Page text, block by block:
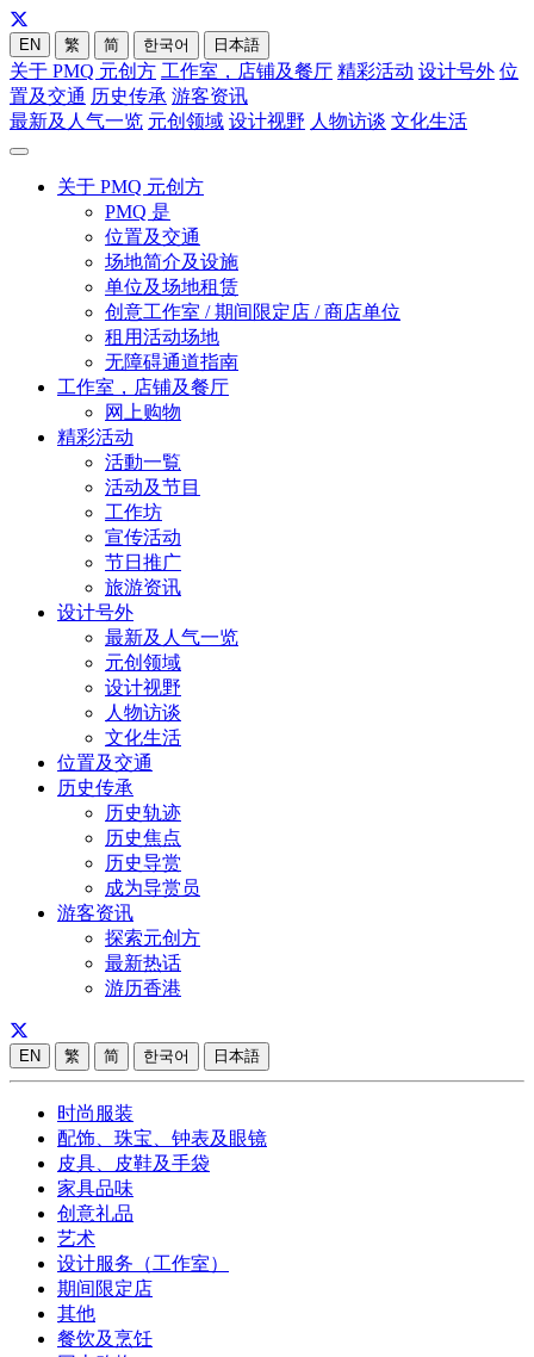
EN 繁 简 한국어 日本語
关于 PMQ 元创方 工作室，店铺及餐厅 精彩活动 设计号外 位
置及交通 历史传承 游客资讯
最新及人气一览 元创领域 设计视野 人物访谈 文化生活
关于 PMQ 元创方
PMQ 是
位置及交通
场地简介及设施
单位及场地租赁
创意工作室 / 期间限定店 / 商店单位
租用活动场地
无障碍通道指南
工作室，店铺及餐厅
网上购物
精彩活动
活動一覧
活动及节目
工作坊
宣传活动
节日推广
旅游资讯
设计号外
最新及人气一览
元创领域
设计视野
人物访谈
文化生活
位置及交通
历史传承
历史轨迹
历史焦点
历史导赏
成为导赏员
游客资讯
探索元创方
最新热话
游历香港
EN 繁 简 한국어 日本語
时尚服装
配饰、珠宝、钟表及眼镜
皮具、皮鞋及手袋
家具品味
创意礼品
艺术
设计服务（工作室）
期间限定店
其他
餐饮及烹饪